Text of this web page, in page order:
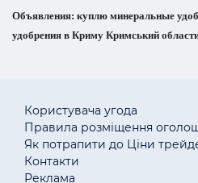
Объявления: куплю минеральные
удобрения в Криму Кримський
Користувача угода
Правила розміщення
Як потрапити до Ціни
Контакти
Реклама